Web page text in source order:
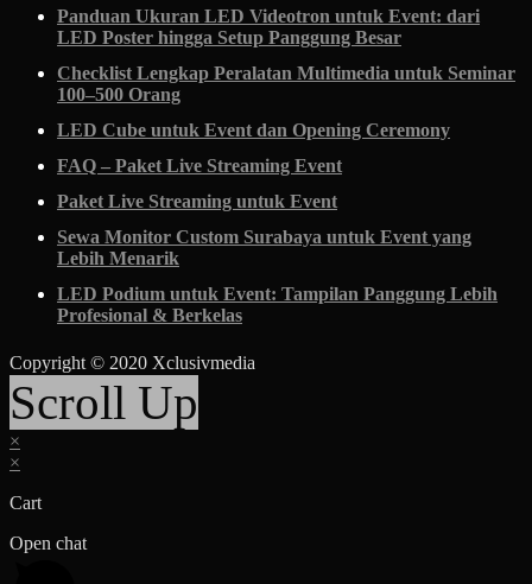
Panduan Ukuran LED Videotron untuk Event: dari
LED Poster hingga Setup Panggung Besar
Checklist Lengkap Peralatan Multimedia untuk Seminar
100–500 Orang
LED Cube untuk Event dan Opening Ceremony
FAQ – Paket Live Streaming Event
Paket Live Streaming untuk Event
Sewa Monitor Custom Surabaya untuk Event yang
Lebih Menarik
LED Podium untuk Event: Tampilan Panggung Lebih
Profesional & Berkelas
Copyright © 2020 Xclusivmedia
Scroll Up
×
×
Cart
Open chat